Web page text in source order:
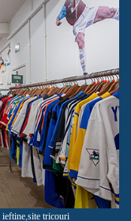
,site tricouri